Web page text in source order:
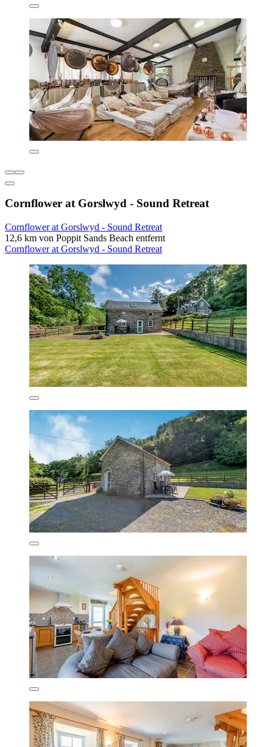
Cornflower at Gorslwyd - Sound Retreat
Cornflower at Gorslwyd - Sound Retreat
12,6 km von Poppit Sands Beach entfernt
Cornflower at Gorslwyd - Sound Retreat